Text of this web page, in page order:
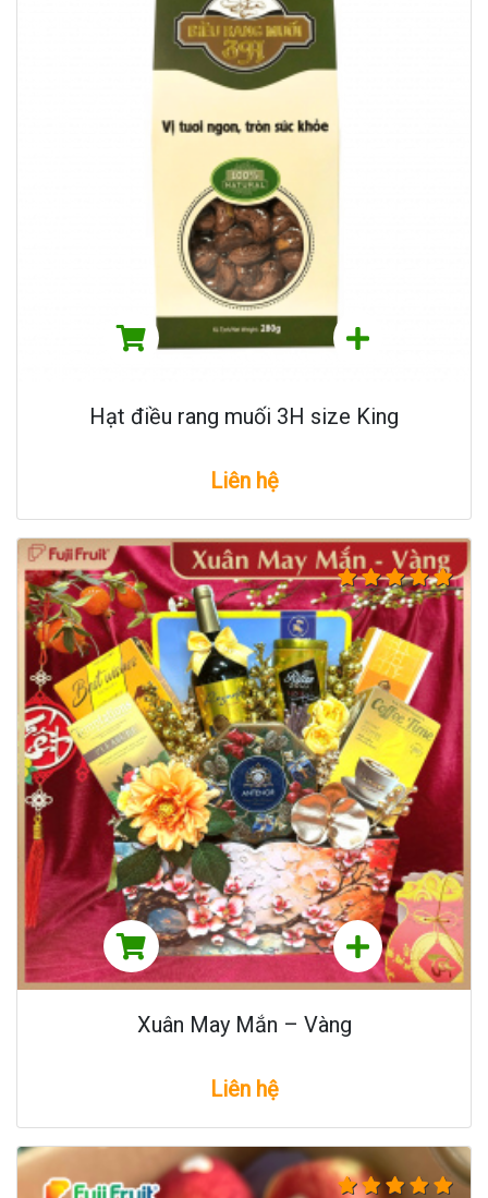
Hạt điều rang muối 3H size King
Liên hệ
Xuân May Mắn – Vàng
Liên hệ